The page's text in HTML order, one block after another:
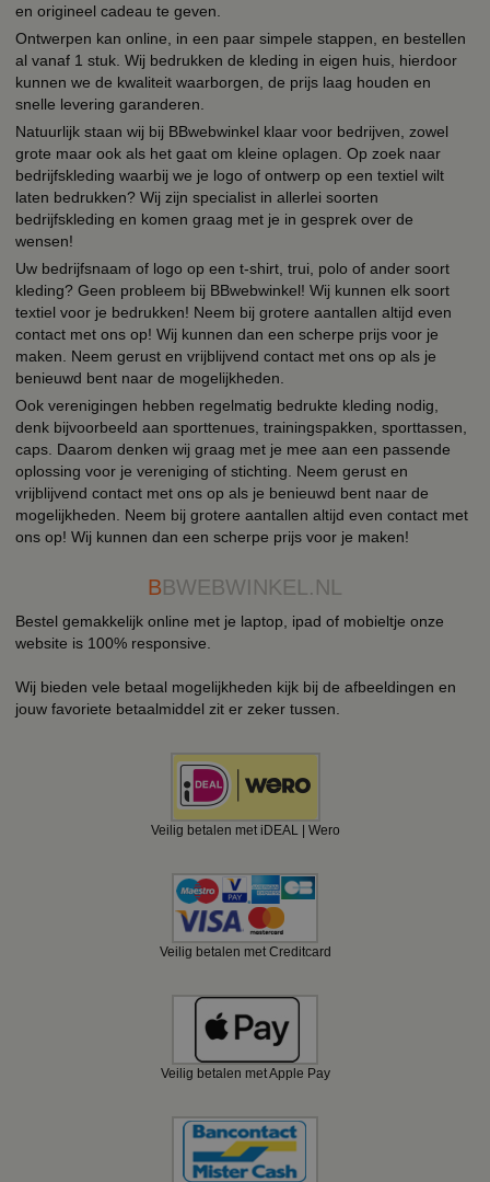
en origineel cadeau te geven.
Ontwerpen kan online, in een paar simpele stappen, en bestellen
al vanaf 1 stuk. Wij bedrukken de kleding in eigen huis, hierdoor
kunnen we de kwaliteit waarborgen, de prijs laag houden en
snelle levering garanderen.
Natuurlijk staan wij bij BBwebwinkel klaar voor bedrijven, zowel
grote maar ook als het gaat om kleine oplagen. Op zoek naar
bedrijfskleding waarbij we je logo of ontwerp op een textiel wilt
laten bedrukken? Wij zijn specialist in allerlei soorten
bedrijfskleding en komen graag met je in gesprek over de
wensen!
Uw bedrijfsnaam of logo op een t-shirt, trui, polo of ander soort
kleding? Geen probleem bij BBwebwinkel! Wij kunnen elk soort
textiel voor je bedrukken! Neem bij grotere aantallen altijd even
contact met ons op! Wij kunnen dan een scherpe prijs voor je
maken. Neem gerust en vrijblijvend contact met ons op als je
benieuwd bent naar de mogelijkheden.
Ook verenigingen hebben regelmatig bedrukte kleding nodig,
denk bijvoorbeeld aan sporttenues, trainingspakken, sporttassen,
caps. Daarom denken wij graag met je mee aan een passende
oplossing voor je vereniging of stichting. Neem gerust en
vrijblijvend contact met ons op als je benieuwd bent naar de
mogelijkheden. Neem bij grotere aantallen altijd even contact met
ons op! Wij kunnen dan een scherpe prijs voor je maken!
BBWEBWINKEL.NL
Bestel gemakkelijk online met je laptop, ipad of mobieltje onze
website is 100% responsive.
Wij bieden vele betaal mogelijkheden kijk bij de afbeeldingen en
jouw favoriete betaalmiddel zit er zeker tussen.
Veilig betalen met iDEAL | Wero
Veilig betalen met Creditcard
Veilig betalen met Apple Pay